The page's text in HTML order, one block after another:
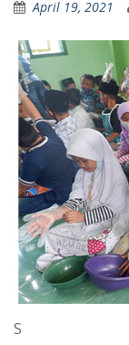
April 19, 2021
S